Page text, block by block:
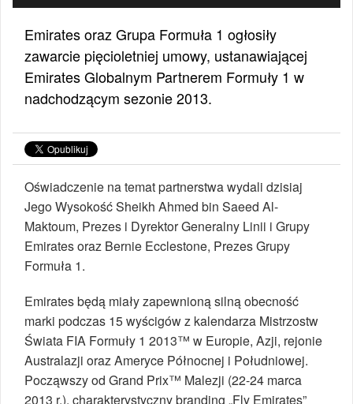
Emirates oraz Grupa Formuła 1 ogłosiły
zawarcie pięcioletniej umowy, ustanawiającej
Emirates Globalnym Partnerem Formuły 1 w
nadchodzącym sezonie 2013.
Oświadczenie na temat partnerstwa wydali dzisiaj
Jego Wysokość Sheikh Ahmed bin Saeed Al-
Maktoum, Prezes i Dyrektor Generalny Linii i Grupy
Emirates oraz Bernie Ecclestone, Prezes Grupy
Formuła 1.
Emirates będą miały zapewnioną silną obecność
marki podczas 15 wyścigów z kalendarza Mistrzostw
Świata FIA Formuły 1 2013™ w Europie, Azji, rejonie
Australazji oraz Ameryce Północnej i Południowej.
Począwszy od Grand Prix™ Malezji (22-24 marca
2013 r.), charakterystyczny branding „Fly Emirates”